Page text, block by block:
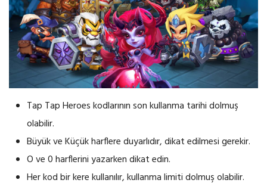
Tap Tap Heroes kodlarının son kullanma tarihi dolmuş
olabilir.
Büyük ve Küçük harflere duyarlıdır, dikat edilmesi gerekir.
O ve 0 harflerini yazarken dikat edin.
Her kod bir kere kullanılır, kullanma limiti dolmuş olabilir.